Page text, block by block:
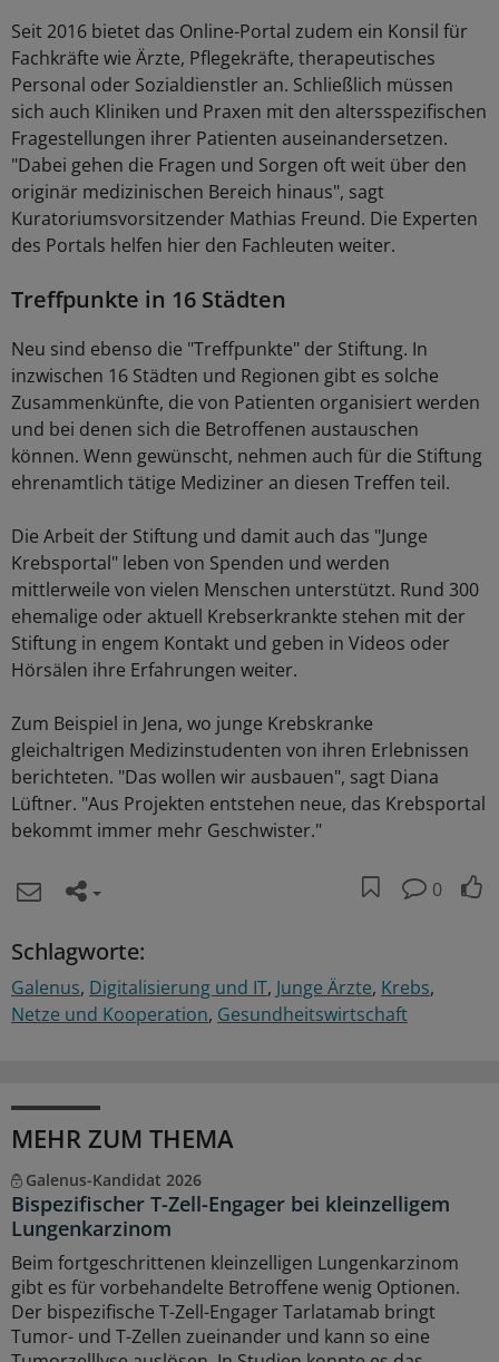
Seit 2016 bietet das Online-Portal zudem ein Konsil für
Fachkräfte wie Ärzte, Pflegekräfte, therapeutisches
Personal oder Sozialdienstler an. Schließlich müssen
sich auch Kliniken und Praxen mit den altersspezifischen
Fragestellungen ihrer Patienten auseinandersetzen.
"Dabei gehen die Fragen und Sorgen oft weit über den
originär medizinischen Bereich hinaus", sagt
Kuratoriumsvorsitzender Mathias Freund. Die Experten
des Portals helfen hier den Fachleuten weiter.
Treffpunkte in 16 Städten
Neu sind ebenso die "Treffpunkte" der Stiftung. In
inzwischen 16 Städten und Regionen gibt es solche
Zusammenkünfte, die von Patienten organisiert werden
und bei denen sich die Betroffenen austauschen
können. Wenn gewünscht, nehmen auch für die Stiftung
ehrenamtlich tätige Mediziner an diesen Treffen teil.
Die Arbeit der Stiftung und damit auch das "Junge
Krebsportal" leben von Spenden und werden
mittlerweile von vielen Menschen unterstützt. Rund 300
ehemalige oder aktuell Krebserkrankte stehen mit der
Stiftung in engem Kontakt und geben in Videos oder
Hörsälen ihre Erfahrungen weiter.
Zum Beispiel in Jena, wo junge Krebskranke
gleichaltrigen Medizinstudenten von ihren Erlebnissen
berichteten. "Das wollen wir ausbauen", sagt Diana
Lüftner. "Aus Projekten entstehen neue, das Krebsportal
bekommt immer mehr Geschwister."
0
Schlagworte:
Galenus Digitalisierung und IT Junge Ärzte Krebs
Netze und Kooperation Gesundheitswirtschaft
MEHR ZUM THEMA
Galenus-Kandidat 2026
Bispezifischer T-Zell-Engager bei kleinzelligem
Lungenkarzinom
Beim fortgeschrittenen kleinzelligen Lungenkarzinom
gibt es für vorbehandelte Betroffene wenig Optionen.
Der bispezifische T-Zell-Engager Tarlatamab bringt
Tumor- und T-Zellen zueinander und kann so eine